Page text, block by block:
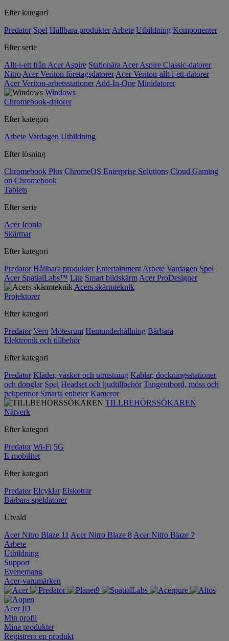
Efter kategori
Predator Spel Hållbara produkter Arbete Utbildning Komponenter
Efter serie
Allt-i-ett från Acer Aspire Stationära Acer Aspire Classic-datorer
Nitro Acer Veriton företagsdatorer Acer Veriton-allt-i-ett-datorer
Acer Veriton-arbetsstationer Add-In-One Minidatorer
Windows
Chromebook-datorer
Efter kategori
Arbete Vardagen Utbildning
Efter lösning
Chromebook Plus ChromeOS Enterprise Solutions Cloud Gaming
on Chromebook
Tablets
Efter serie
Acer Iconia
Skärmar
Efter kategori
Predator Hållbara produkter Entertainment Arbete Vardagen Spel
Acer SpatialLabs™ Lite Smart bildskärm Acer ProDesigner
Acers skärmteknik
Projektorer
Efter kategori
Predator Vero Mötesrum Hemunderhållning Bärbara
Elektronik och tillbehör
Efter kategori
Predator Kläder, väskor och utrustning Kablar, dockningsstationer
och donglar Spel Headset och ljudtillbehör Tangentbord, möss och
pekpennor Smarta enheter Kameror
TILLBEHÖRSSÖKAREN
Nätverk
Efter kategori
Predator Wi-Fi 5G
E-mobilitet
Efter kategori
Predator Elcyklar Elskotrar
Bärbara speldatorer
Utvald
Acer Nitro Blaze 11 Acer Nitro Blaze 8 Acer Nitro Blaze 7
Arbete
Utbildning
Support
Evenemang
Acer-varumärken
Acer ID
Min profil
Mina produkter
Registrera en produkt